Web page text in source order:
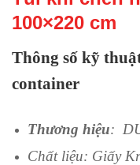
100×220 cm
Thông số kỹ
container
Thương hiệu:
Chất liệu: Giấy